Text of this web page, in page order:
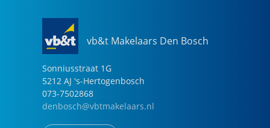
vb&t Makelaars Den Bosch
Sonniusstraat 1G
5212 AJ 's-Hertogenbosch
073-7502868
denbosch@vbtmakelaars.nl